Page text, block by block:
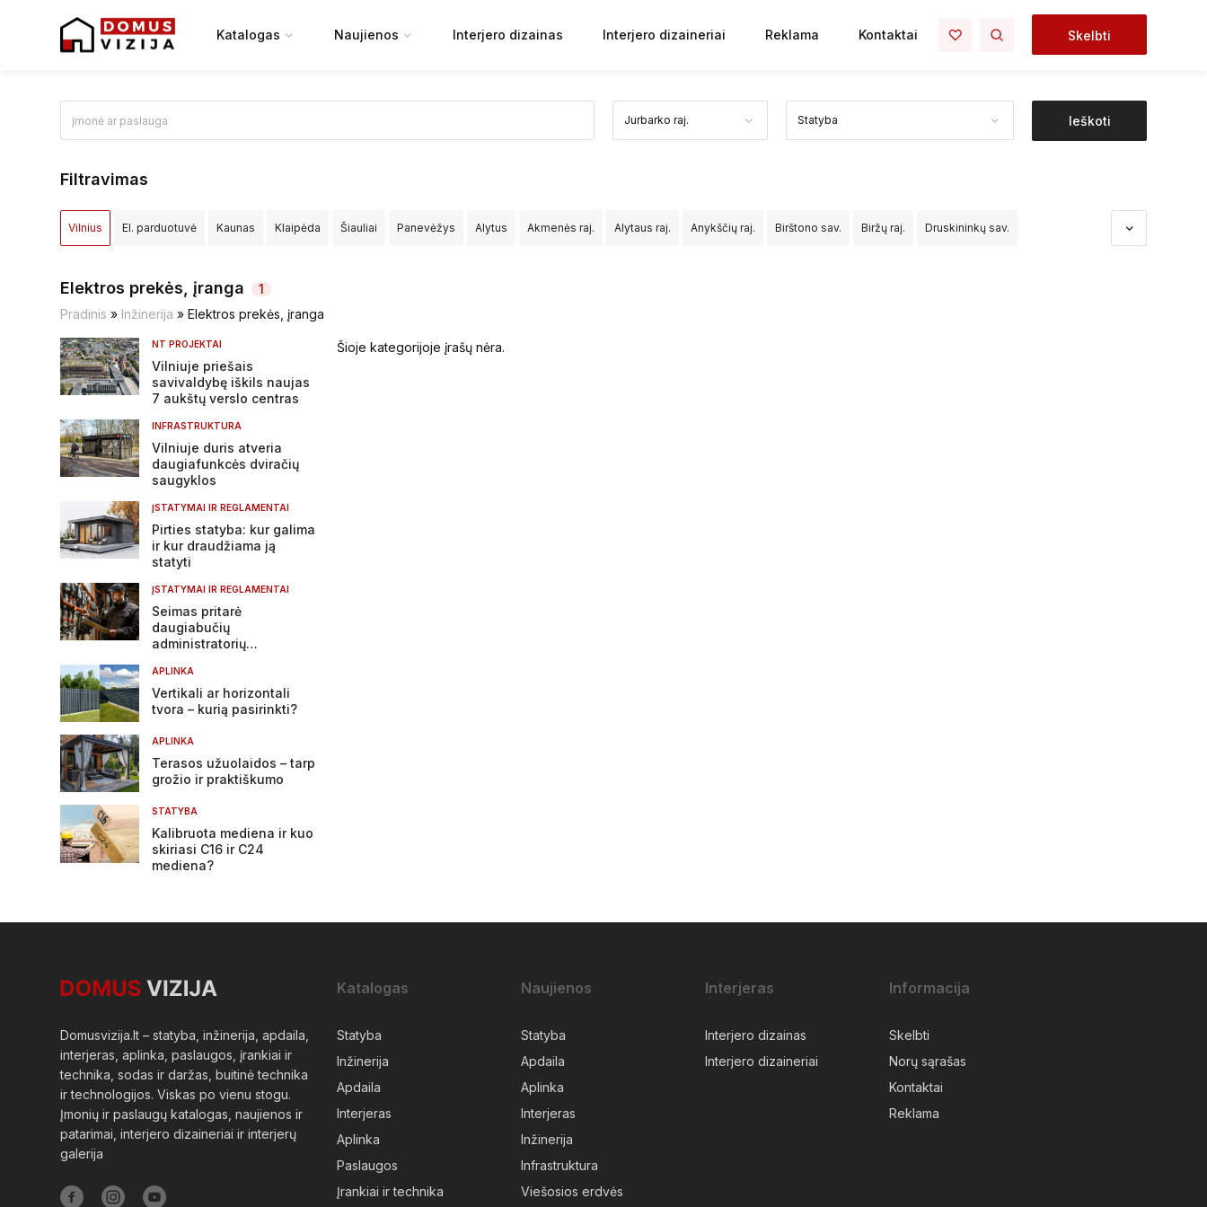
Katalogas Naujienos Interjero dizainas Interjero dizaineriai Reklama Kontaktai Skelbti
Ieškoti
Filtravimas
Vilnius El. parduotuvė Kaunas Klaipėda Šiauliai Panevėžys Alytus Akmenės raj. Alytaus raj. Anykščių raj. Birštono sav. Biržų raj. Druskininkų sav.
Kretingos raj. Kupiškio raj. Lazdijų raj.
Pasvalio raj. Plungės raj. Radviliškio raj. Raseinių raj. Rietavo sav.
Širvintų raj. Švenčionių raj. Tauragės raj.
Elektros prekės, įranga
1
Pradinis » Inžinerija » Elektros prekės, įranga
NT PROJEKTAI
Vilniuje priešais
savivaldybę iškils naujas
7 aukštų verslo centras
INFRASTRUKTURA
Vilniuje duris atveria
daugiafunkcės dviračių
saugyklos
ĮSTATYMAI IR REGLAMENTAI
Pirties statyba: kur galima
ir kur draudžiama ją
statyti
ĮSTATYMAI IR REGLAMENTAI
Seimas pritarė
daugiabučių
administratorių
APLINKA
Vertikali ar horizontali
tvora – kurią pasirinkti?
APLINKA
Terasos užuolaidos – tarp
grožio ir praktiškumo
STATYBA
Kalibruota mediena ir kuo
skiriasi C16 ir C24
mediena?
Šioje kategorijoje įrašų nėra.
Domusvizija.lt – statyba, inžinerija, apdaila,
interjeras, aplinka, paslaugos, įrankiai ir
technika, sodas ir daržas, buitinė technika
ir technologijos. Viskas po vienu stogu.
Įmonių ir paslaugų katalogas, naujienos ir
patarimai, interjero dizaineriai ir interjerų
galerija
Katalogas
Statyba
Inžinerija
Apdaila
Interjeras
Aplinka
Paslaugos
Įrankiai ir technika
Naujienos
Statyba
Apdaila
Aplinka
Interjeras
Inžinerija
Infrastruktura
Viešosios erdvės
Interjeras
Interjero dizainas
Interjero dizaineriai
Informacija
Skelbti
Norų sąrašas
Kontaktai
Reklama